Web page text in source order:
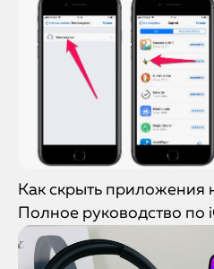
Как скрыть приложения
Полное руководство по